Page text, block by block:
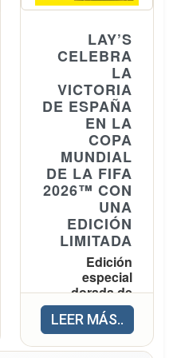
LAY’S
CELEBRA
LA
VICTORIA
DE ESPAÑA
EN LA
COPA
MUNDIAL
DE LA FIFA
2026™ CON
UNA
EDICIÓN
LIMITADA
Edición
especial
dorada de
Lay's Al
punto de sal
bajo el lema
“Qué bien
LEER MÁS..